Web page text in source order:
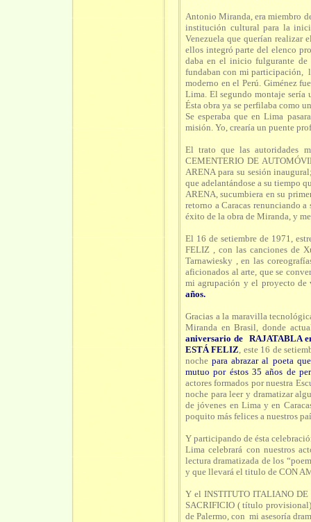
Antonio Miranda, era miembro
institución cultural para la
Venezuela que querían
ellos integró parte del elenco
daba en el inicio fulgurante de
fundaban con mi participación,
moderno en el Perú. Giménez
Lima. El segundo montaje
Ésta obra ya se perfilaba como
Se esperaba que en Lima
misión. Yo, crearía un puente
El trato que las autoridades
CEMENTERIO DE
ARENA para su sesión
que adelantándose a su tiempo
ARENA, sucumbiera en su
retorno a Caracas renunciando
éxito de la obra de Miranda, y
El 16 de setiembre de 1971,
FELIZ , con las canciones de
Tarnawiesky , en las
aficionados al arte, que se
mi agrupación y el proyecto
años.
Gracias a la maravilla
Miranda en Brasil, donde
aniversario de RAJATABLA
ESTÁ FELIZ, este 16 de
nochepara abrazar al poeta
mutuo por éstos 35 años de
actores formados por nuestra
noche para leer y dramatizar
de jóvenes en Lima y en
poquito más felices a nuestros
Y participando de ésta
Lima celebrará con nuestros
lectura dramatizada de los
y que llevará el titulo de CON
Y el INSTITUTO ITALIANO DE
SACRIFICIO ( título
de Palermo, con mi asesoría